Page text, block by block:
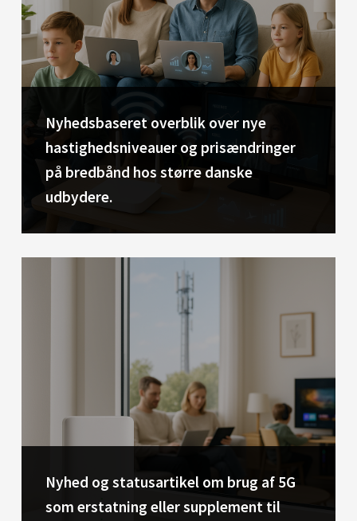
Nyhedsbaseret overblik over nye
hastighedsniveauer og prisændringer
på bredbånd hos større danske
udbydere.
Nyhed og statusartikel om brug af 5G
som erstatning eller supplement til